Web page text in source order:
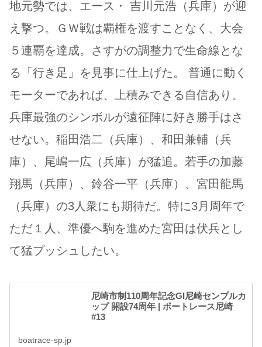
地元勢では、エース・ 吉川元浩（兵庫）が迎
え撃つ。ＧＷ戦は覇権を渡すことなく、大会
５連覇を達成。さすがの調整力で生命線とな
る「行き足」を見事に仕上げた。 普通に動く
モーターであれば、上積みできる自信あり。
兵庫最強のシンボルが遠征陣に好き勝手はさ
せない。稲田浩二（兵庫）、和田兼輔（兵
庫）、尾嶋一広（兵庫）が猛追。若手の加藤
翔馬（兵庫）、鈴谷一平（兵庫）、宮田龍馬
（兵庫）の3人衆にも期待だ。特に3月周年で
ただ１人、準優へ駒を進めた宮田は伏兵とし
て猛プッシュしたい。
尼崎市制110周年記念GI尼崎センプルカ
ップ 開設74周年 | ボートレース尼崎
#13
boatrace-sp.jp